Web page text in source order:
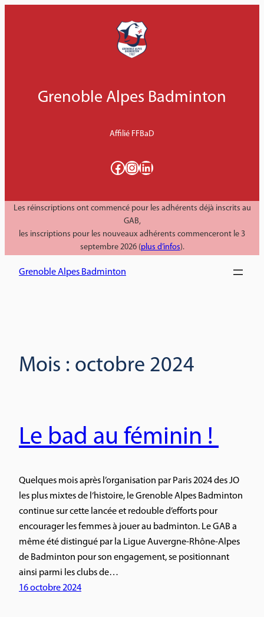
Grenoble Alpes Badminton
Affilié FFBaD
Facebook InstagramLinkedIn
Les réinscriptions ont commencé pour les adhérents déjà inscrits au
GAB,
les inscriptions pour les nouveaux adhérents commenceront le 3
septembre 2026 (plus d’infos).
Grenoble Alpes Badminton
Mois : octobre 2024
Le bad au féminin !
Quelques mois après l’organisation par Paris 2024 des JO
les plus mixtes de l‘histoire, le Grenoble Alpes Badminton
continue sur cette lancée et redouble d’efforts pour
encourager les femmes à jouer au badminton. Le GAB a
même été distingué par la Ligue Auvergne-Rhône-Alpes
de Badminton pour son engagement, se positionnant
ainsi parmi les clubs de…
16 octobre 2024